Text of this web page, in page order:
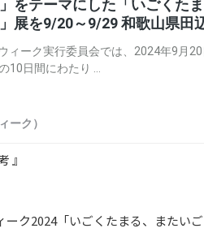
』
ク2024「いごくたまる、またいご